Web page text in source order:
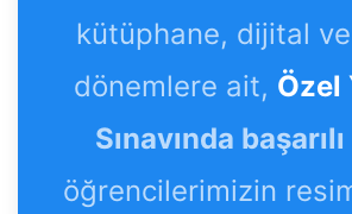
kütüphane, dijital
dönemlere ait, Özel
Sınavında
öğrencilerimizin